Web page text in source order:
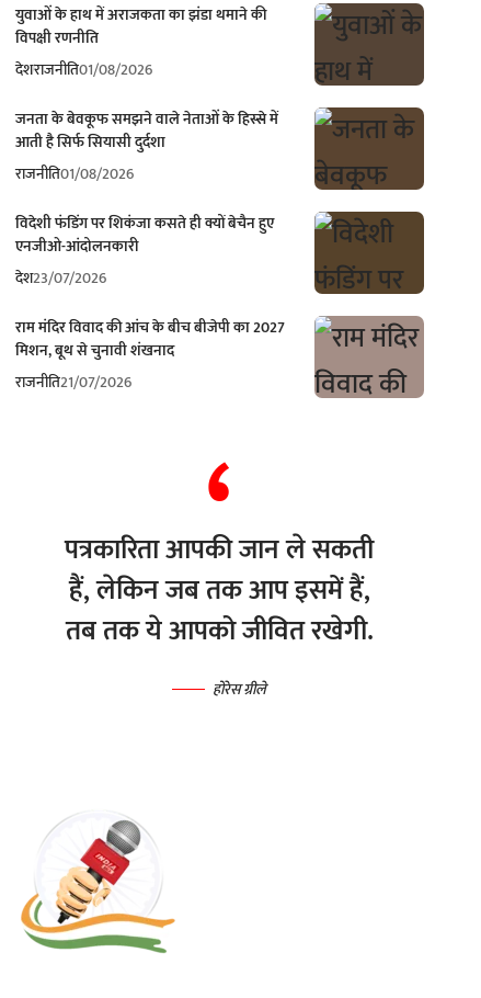
युवाओं के हाथ में अराजकता का झंडा थमाने की
विपक्षी रणनीति
देशराजनीति01/08/2026
जनता के बेवकूफ समझने वाले नेताओं के हिस्से में
आती है सिर्फ सियासी दुर्दशा
राजनीति01/08/2026
विदेशी फंडिंग पर शिकंजा कसते ही क्यों बेचैन हुए
एनजीओ-आंदोलनकारी
देश23/07/2026
राम मंदिर विवाद की आंच के बीच बीजेपी का 2027
मिशन, बूथ से चुनावी शंखनाद
राजनीति21/07/2026
पत्रकारिता आपकी जान ले सकती
हैं, लेकिन जब तक आप इसमें हैं,
तब तक ये आपको जीवित रखेगी.
होरेस ग्रीले